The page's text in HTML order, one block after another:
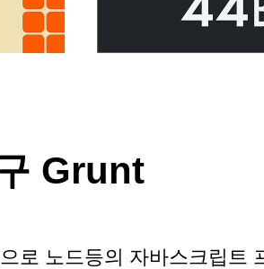
Grunt
로 노드등의 자바스크립트